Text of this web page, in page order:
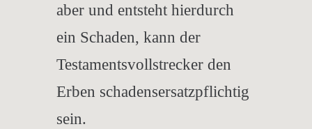
aber und entsteht hierdurch
ein Schaden, kann der
Testamentsvollstrecker den
Erben schadensersatzpflichtig
sein.